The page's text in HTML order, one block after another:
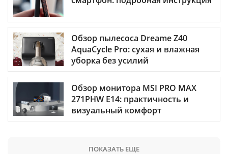
Обзор пылесоса Dreame Z40
AquaCycle Pro: сухая и влажная
уборка без усилий
Обзор монитора MSI PRO MAX
271PHW E14: практичность и
визуальный комфорт
ПОКАЗАТЬ ЕЩЕ